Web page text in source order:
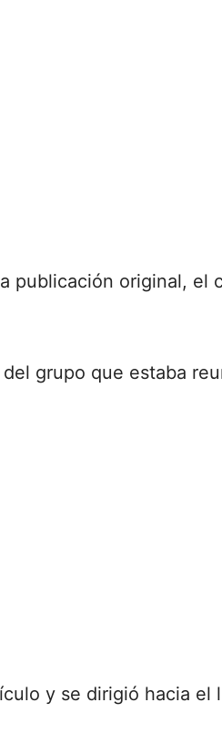
publicación original, el
grupo que estaba
y se dirigió hacia el